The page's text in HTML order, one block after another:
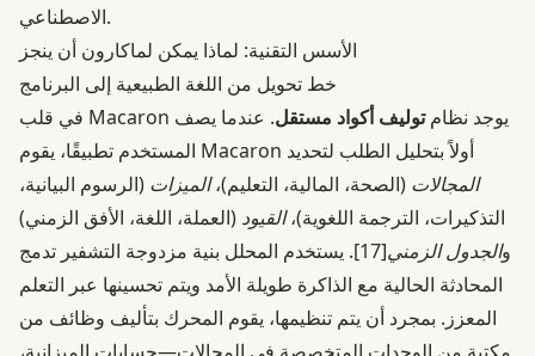
الاصطناعي.
الأسس التقنية: لماذا يمكن لماكارون أن ينجز
خط تحويل من اللغة الطبيعية إلى البرنامج
في قلب Macaron يوجد نظامتوليف أكواد مستقل. عندما يصف
المستخدم تطبيقًا، يقوم Macaron أولاً بتحليل الطلب لتحديد
المجالات (الصحة، المالية، التعليم)،الميزات (الرسوم البيانية،
التذكيرات، الترجمة اللغوية)،القيود (العملة، اللغة، الأفق الزمني)
والجدول الزمني[17]
. يستخدم المحلل بنية مزدوجة التشفير تدمج
المحادثة الحالية مع الذاكرة طويلة الأمد ويتم تحسينها عبر التعلم
المعزز. بمجرد أن يتم تنظيمها، يقوم المحرك بتأليف وظائف من